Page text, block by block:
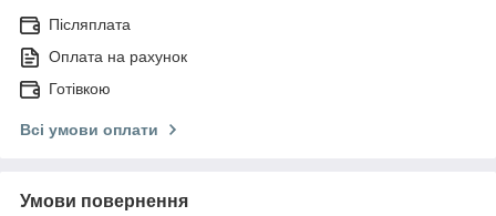
Післяплата
Оплата на рахунок
Готівкою
Всі умови оплати
Умови повернення